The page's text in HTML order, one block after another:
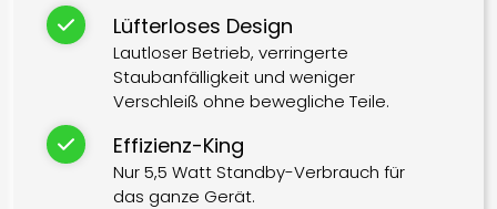
Lüfterloses Design
Lautloser Betrieb, verringerte
Staubanfälligkeit und weniger
Verschleiß ohne bewegliche Teile.
Effizienz-King
Nur 5,5 Watt Standby-Verbrauch für
das ganze Gerät.